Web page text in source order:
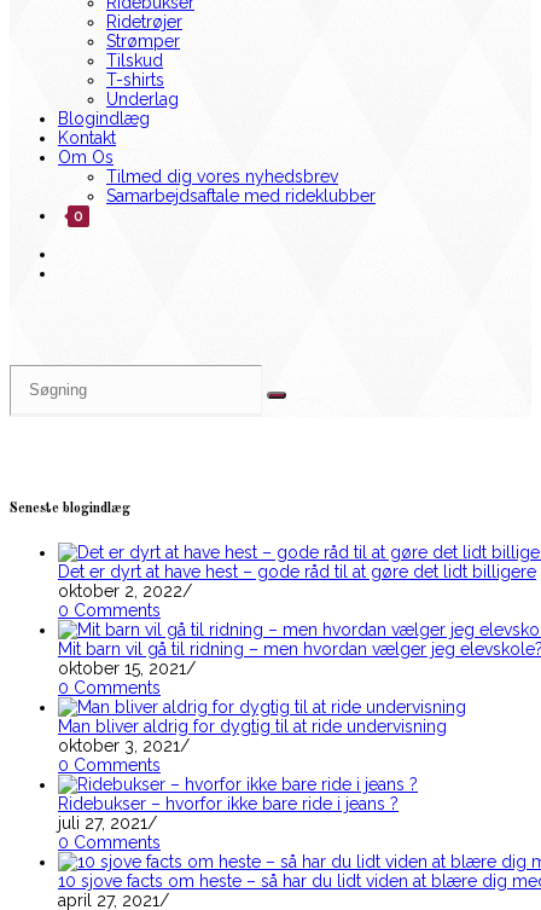
Ridetrøjer
Strømper
Tilskud
T-shirts
Underlag
Blogindlæg
Kontakt
Om Os
Tilmed dig vores nyhedsbrev
Samarbejdsaftale med rideklubber
0
Seneste blogindlæg
Det er dyrt at have hest – gode råd til at gøre det lidt billigere
oktober 2, 2022/
0 Comments
Mit barn vil gå til ridning – men hvordan vælger jeg
oktober 15, 2021/
0 Comments
Man bliver aldrig for dygtig til at ride undervisning
oktober 3, 2021/
0 Comments
Ridebukser – hvorfor ikke bare ride i jeans ?
juli 27, 2021/
0 Comments
10 sjove facts om heste – så har du lidt viden at blære dig
april 27, 2021/